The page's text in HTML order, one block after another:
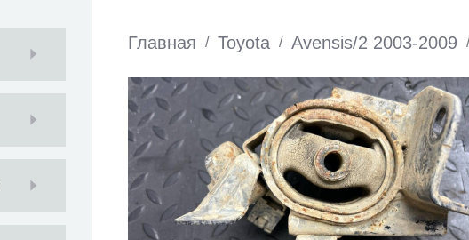
Главная / Toyota / Avensis/2 2003-2009 /